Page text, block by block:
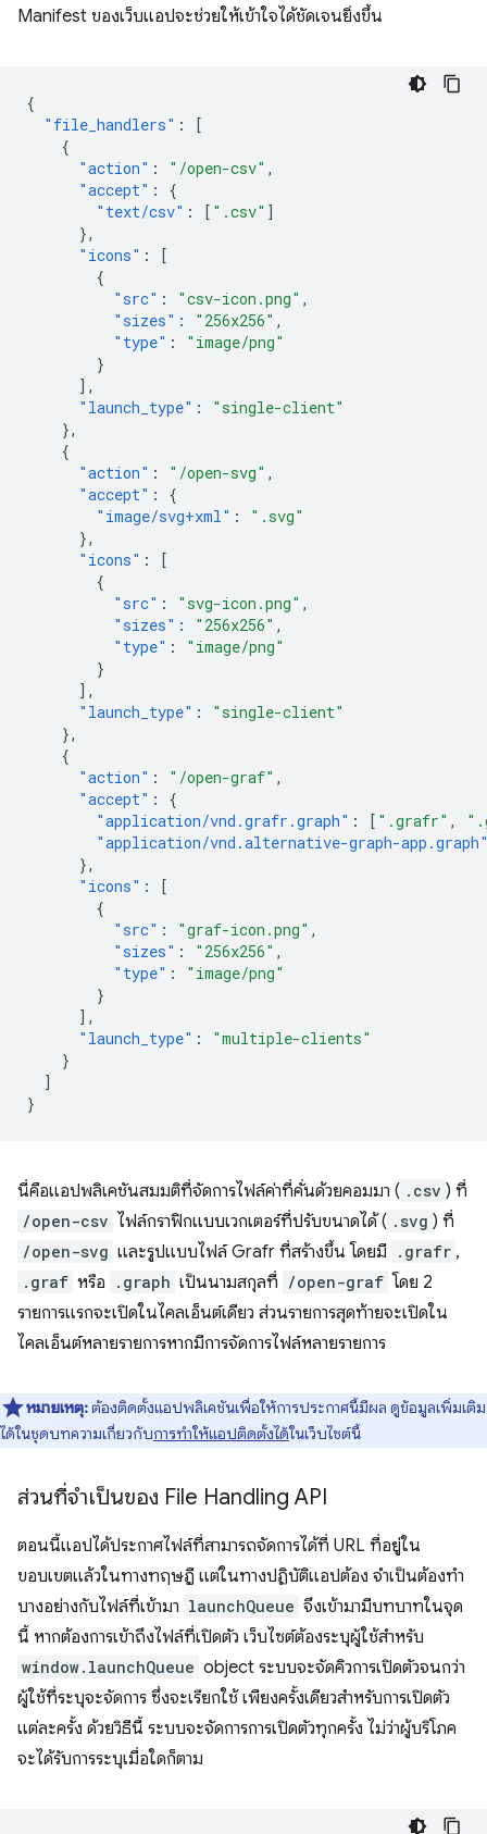
Manifest ของเว็บแอปจะช่วยให้เข้าใจได้ชัดเจนยิ่งขึ้น
{
"file_handlers" :
[
{
"action" : "/open-csv" ,
"accept" :
{
"text/csv" : [ ".csv" ]
},
"icons" :
[
{
"src" : "csv-icon.png" ,
"sizes" : "256x256" ,
"type" :
"image/png"
}
],
"launch_type" :
"single-client"
},
{
"action" : "/open-svg" ,
"accept" :
{
"image/svg+xml" :
".svg"
},
"icons" :
[
{
"src" : "svg-icon.png" ,
"sizes" : "256x256" ,
"type" :
"image/png"
}
],
"launch_type" :
"single-client"
},
{
"action" : "/open-graf" ,
"accept" :
{
"application/vnd.grafr.graph" : [ ".grafr" ,
"application/vnd.alternative-graph-
},
"icons" :
[
{
"src" : "graf-icon.png" ,
"sizes" : "256x256" ,
"type" :
"image/png"
}
],
"launch_type" :
"multiple-clients"
}
]
}
นี่คือแอปพลิเคชันสมมติที่จัดการไฟล์ค่าที่คั่นด้วยคอมมา ( .csv ) ที่
/open-csv ไฟล์กราฟิกแบบเวกเตอร์ที่ปรับขนาดได้ ( .svg ) ที่
/open-svg และรูปแบบไฟล์ Grafr ที่สร้างขึ้น โดยมี .grafr ,
.graf หรือ .graph เป็นนามสกุลที่ /open-graf โดย 2
รายการแรกจะเปิดในไคลเอ็นต์เดียว ส่วนรายการสุดท้ายจะเปิดใน
ไคลเอ็นต์หลายรายการหากมีการจัดการไฟล์หลายรายการ
หมายเหตุ:ต้องติดตั้งแอปพลิเคชันเพื่อให้การประกาศนี้มีผล ดูข้อมูลเพิ่มเติม
ได้ในชุดบทความเกี่ยวกับการทำให้แอปติดตั้งได้ในเว็บไซต์นี้
ส่วนที่จำเป็นของ File Handling API
ตอนนี้แอปได้ประกาศไฟล์ที่สามารถจัดการได้ที่ URL ที่อยู่ใน
ขอบเขตแล้วในทางทฤษฎี แต่ในทางปฏิบัติแอปต้อง จำเป็นต้องทำ
บางอย่างกับไฟล์ที่เข้ามา launchQueue จึงเข้ามามีบทบาทในจุด
นี้ หากต้องการเข้าถึงไฟล์ที่เปิดตัว เว็บไซต์ต้องระบุผู้ใช้สำหรับ
window.launchQueue object ระบบจะจัดคิวการเปิดตัวจนกว่า
ผู้ใช้ที่ระบุจะจัดการ ซึ่งจะเรียกใช้ เพียงครั้งเดียวสำหรับการเปิดตัว
แต่ละครั้ง ด้วยวิธีนี้ ระบบจะจัดการการเปิดตัวทุกครั้ง ไม่ว่าผู้บริโภค
จะได้รับการระบุเมื่อใดก็ตาม